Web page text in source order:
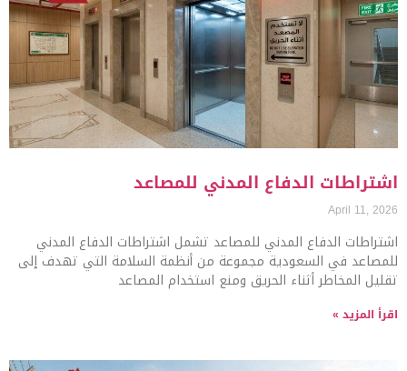
اشتراطات الدفاع المدني للمصاعد
April 11, 2026
اشتراطات الدفاع المدني للمصاعد تشمل اشتراطات الدفاع المدني
للمصاعد في السعودية مجموعة من أنظمة السلامة التي تهدف إلى
تقليل المخاطر أثناء الحريق ومنع استخدام المصاعد
اقرأ المزيد »